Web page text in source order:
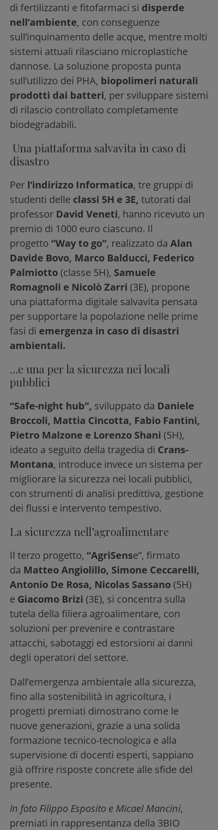
di fertilizzanti e fitofarmaci si disperde
nell’ambiente, con conseguenze
sull’inquinamento delle acque, mentre molti
sistemi attuali rilasciano microplastiche
dannose. La soluzione proposta punta
sull’utilizzo dei PHA, biopolimeri naturali
prodotti dai batteri, per sviluppare sistemi
di rilascio controllato completamente
biodegradabili.
Una piattaforma salvavita in caso di
disastro
Per l’indirizzo Informatica, tre gruppi di
studenti delle classi 5H e 3E, tutorati dal
professor David Veneti, hanno ricevuto un
premio di 1000 euro ciascuno. Il
progetto “Way to go”, realizzato da Alan
Davide Bovo, Marco Balducci, Federico
Palmiotto (classe 5H), Samuele
Romagnoli e Nicolò Zarri (3E), propone
una piattaforma digitale salvavita pensata
per supportare la popolazione nelle prime
fasi di emergenza in caso di disastri
ambientali.
…e una per la sicurezza nei locali
pubblici
“Safe-night hub”, sviluppato da Daniele
Broccoli, Mattia Cincotta, Fabio Fantini,
Pietro Malzone e Lorenzo Shani (5H),
ideato a seguito della tragedia di Crans-
Montana, introduce invece un sistema per
migliorare la sicurezza nei locali pubblici,
con strumenti di analisi predittiva, gestione
dei flussi e intervento tempestivo.
La sicurezza nell’agroalimentare
Il terzo progetto, “AgriSense”, firmato
da Matteo Angiolillo, Simone Ceccarelli,
Antonio De Rosa, Nicolas Sassano (5H)
e Giacomo Brizi (3E), si concentra sulla
tutela della filiera agroalimentare, con
soluzioni per prevenire e contrastare
attacchi, sabotaggi ed estorsioni ai danni
degli operatori del settore.
Dall’emergenza ambientale alla sicurezza,
fino alla sostenibilità in agricoltura, i
progetti premiati dimostrano come le
nuove generazioni, grazie a una solida
formazione tecnico-tecnologica e alla
supervisione di docenti esperti, sappiano
già offrire risposte concrete alle sfide del
presente.
In foto Filippo Esposito e Micael Mancini,
premiati in rappresentanza della 3BIO